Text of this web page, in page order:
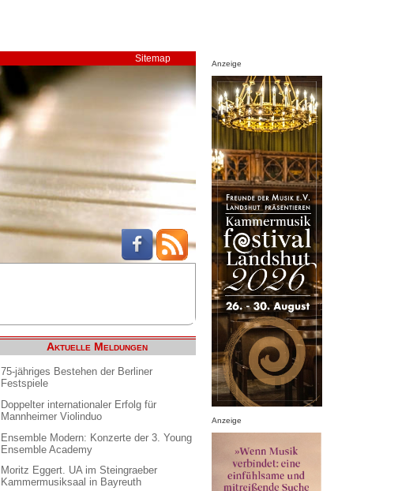
Sitemap
Aktuelle Meldungen
75-jähriges Bestehen der Berliner
Festspiele
Doppelter internationaler Erfolg für
Mannheimer Violinduo
Ensemble Modern: Konzerte der 3. Young
Ensemble Academy
Moritz Eggert. UA im Steingraeber
Kammermusiksaal in Bayreuth
Anzeige
Anzeige